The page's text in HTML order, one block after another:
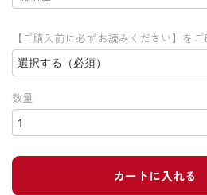
【ご購入前に必ずお読みください】をご
数量
カートに入れる